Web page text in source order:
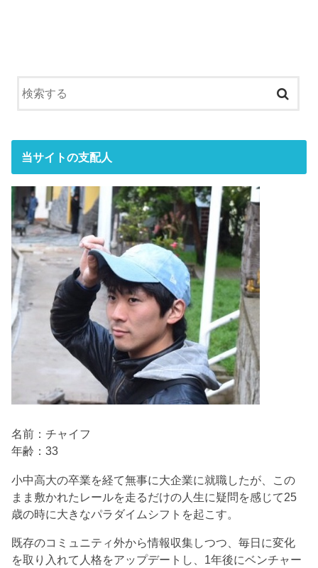
当サイトの支配人
名前：チャイフ
年齢：33
小中高大の卒業を経て無事に大企業に就職したが、この
まま敷かれたレールを走るだけの人生に疑問を感じて25
歳の時に大きなパラダイムシフトを起こす。
既存のコミュニティ外から情報収集しつつ、毎日に変化
を取り入れて人格をアップデートし、1年後にベンチャー